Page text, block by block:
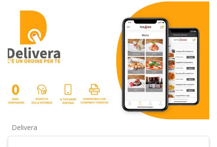
Delivera